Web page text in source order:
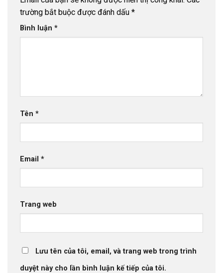
trường bắt buộc được đánh dấu *
Bình luận *
Tên *
Email *
Trang web
Lưu tên của tôi, email, và trang web trong trình
duyệt này cho lần bình luận kế tiếp của tôi.